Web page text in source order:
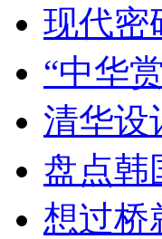
现代
“中华
清华设
盘点韩
想过桥